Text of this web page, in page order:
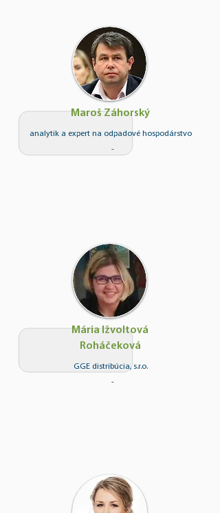
Maroš Záhorský
analytik a expert na odpadové hospodárstvo
-
Mária Ižvoltová
Roháčeková
GGE distribúcia, s.r.o.
-